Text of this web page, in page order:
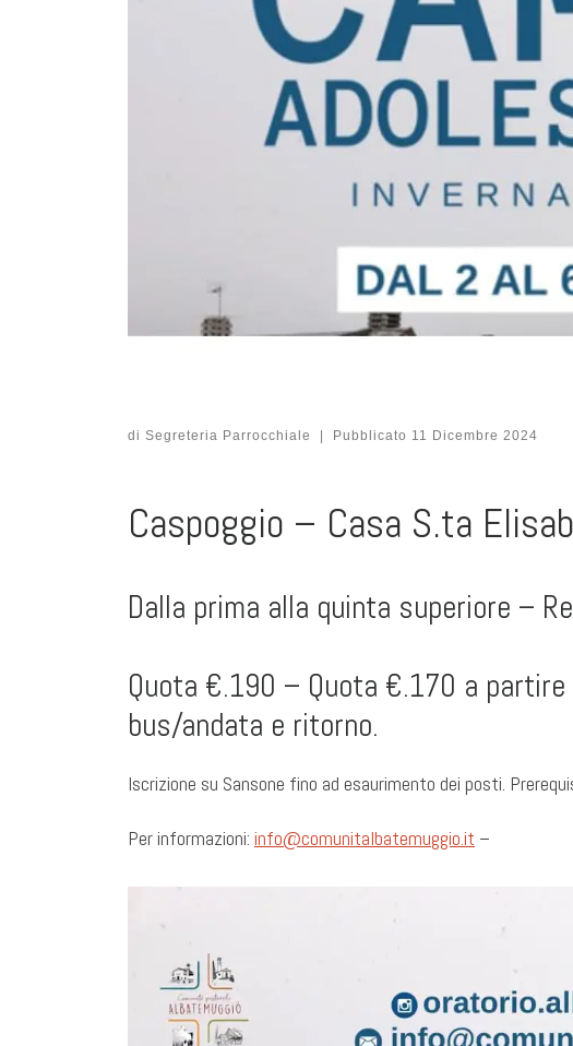
di Segreteria Parrocchiale Pubblicato 11 Dicembre 2024
Caspoggio – Casa S.ta
Dalla prima alla quinta superiore –
Quota €.190 – Quota €.170 a
bus/andata e ritorno.
Iscrizione su Sansone fino ad esaurimento dei posti.
Per informazioni: info@comunitalbatemuggio.it –